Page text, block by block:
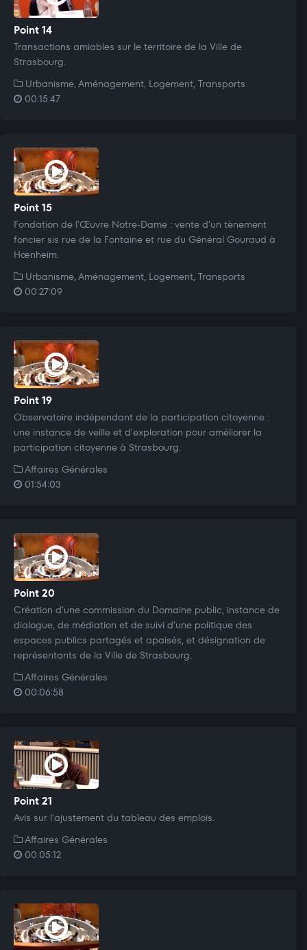
Point 14
Transactions amiables sur le territoire de la Ville de
Strasbourg.
Urbanisme, Aménagement, Logement, Transports
00:15:47
Point 15
Fondation de l'Œuvre Notre-Dame : vente d'un tènement
foncier sis rue de la Fontaine et rue du Général Gouraud à
Hœnheim.
Urbanisme, Aménagement, Logement, Transports
00:27:09
Point 19
Observatoire indépendant de la participation citoyenne :
une instance de veille et d'exploration pour améliorer la
participation citoyenne à Strasbourg.
Affaires Générales
01:54:03
Point 20
Création d'une commission du Domaine public, instance de
dialogue, de médiation et de suivi d'une politique des
espaces publics partagés et apaisés, et désignation de
représentants de la Ville de Strasbourg.
Affaires Générales
00:06:58
Point 21
Avis sur l'ajustement du tableau des emplois.
Affaires Générales
00:05:12